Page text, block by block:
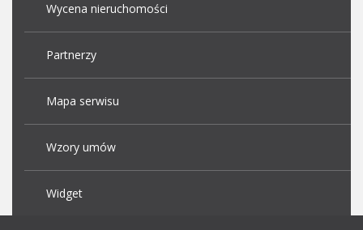
Wycena nieruchomości
Partnerzy
Mapa serwisu
Wzory umów
Widget